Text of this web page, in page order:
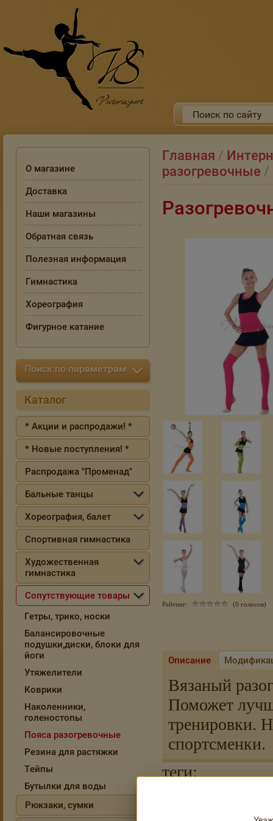
Главная /
разогревочные /
Рейтинг: (0 голосов)
Описание
Вязаный
Поможет
тренировки.
спортсменки.
теги:
О магазине
Доставка
Наши магазины
Обратная связь
Полезная информация
Гимнастика
Хореография
Фигурное катание
Поиск по параметрам
Каталог
* Акции и распродажи! *
* Новые поступления! *
Распродажа "Променад"
Бальные танцы
Хореография, балет
Спортивная гимнастика
Художественная
гимнастика
Сопутствующие товары
Гетры, трико, носки
Балансировочные
подушки,диски, блоки для
йоги
Утяжелители
Коврики
Наколенники,
голеностопы
Пояса разогревочные
Резина для растяжки
Тейпы
Бутылки для воды
Рюкзаки, сумки